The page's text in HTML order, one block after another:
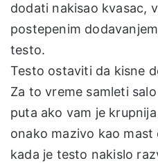
dodati nakisao kvasac,
postepenim
testo.
Testo ostaviti da kisne
Za to vreme samleti
puta ako vam je
onako mazivo kao mast
kada je testo nakislo